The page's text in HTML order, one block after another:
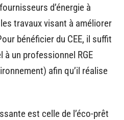
d’énergie à
travaux visant à améliorer
bénéficier du CEE, il suffit
à un professionnel RGE
afin qu’il réalise
est celle de l’éco-prêt